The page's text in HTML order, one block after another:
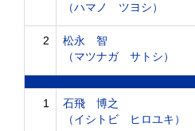
（ハマノ ツヨシ）
2
松永 智
（マツナガ サトシ）
1
石飛 博之
（イシトビ ヒロユキ）